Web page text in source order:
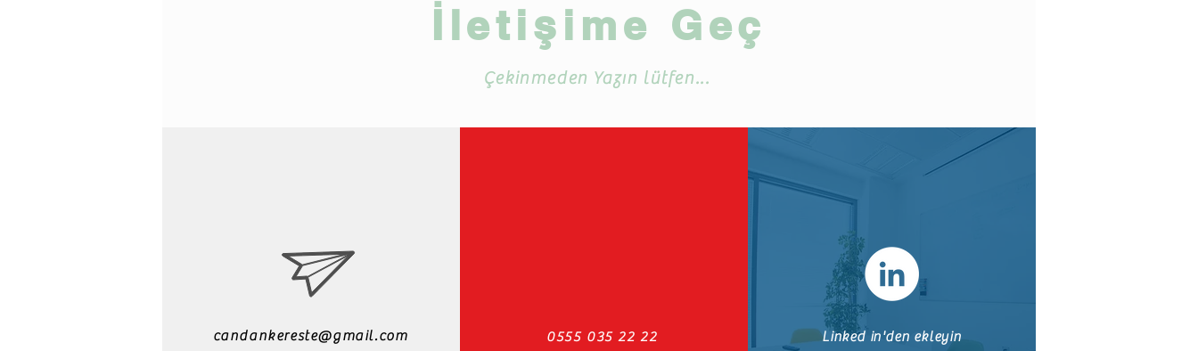
İletişime Geç
Çekinmeden Yazın lütfen...
candankereste@gmail.com 0555 035 22 22 Linked in'den ekleyin